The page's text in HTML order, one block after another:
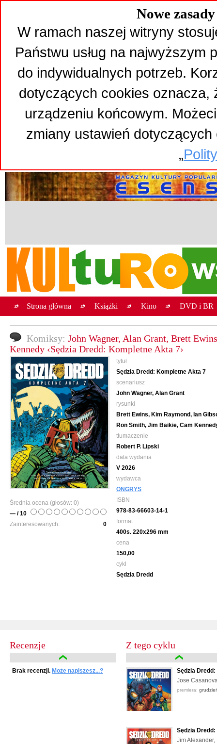
Nowe
W ramach naszej witryny
Państwu usług na najwyższym
do indywidualnych potrzeb.
dotyczących cookies oznacza,
urządzeniu końcowym.
zmiany ustawień
„
Strona główna Książki Kino DVD i BR
Komiksy: John Wagner, Alan Grant, Brett
Kennedy ‹Sędzia Dredd: Kompletne Akta 7›
Średnia ocena (głosów: 0)
— / 10
0
Zainteresowanych:
tytuł
Sędzia Dredd: Kompletne Akta 7
scenariusz
John Wagner, Alan Grant
rysunki
Brett Ewins, Kim Raymond, Ian
Ron Smith, Jim Baikie, Cam
tłumaczenie
Robert P. Lipski
data wydania
V 2026
wydawca
ONGRYS
ISBN
978-83-66603-14-1
format
400s. 220x296 mm
cena
150,00
cykl
Sędzia Dredd
Recenzje
Brak recenzji. Może napiszesz...?
Z tego cyklu
Sędzia
Jose
premiera:
Sędzia
Jim